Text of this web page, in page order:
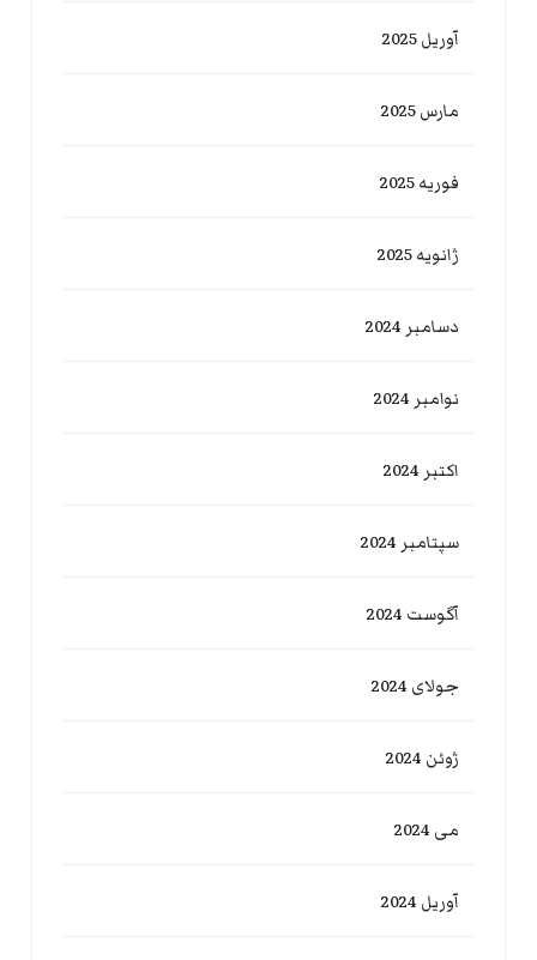
آوریل 2025
مارس 2025
فوریه 2025
ژانویه 2025
دسامبر 2024
نوامبر 2024
اکتبر 2024
سپتامبر 2024
آگوست 2024
جولای 2024
ژوئن 2024
می 2024
آوریل 2024